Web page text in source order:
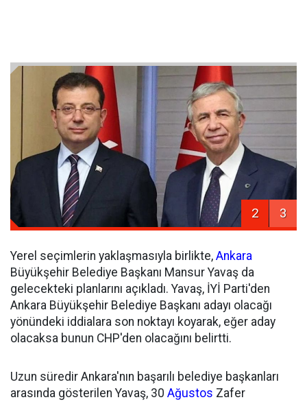
2 3
Yerel seçimlerin yaklaşmasıyla birlikte, Ankara
Büyükşehir Belediye Başkanı Mansur Yavaş da
gelecekteki planlarını açıkladı. Yavaş, İYİ Parti'den
Ankara Büyükşehir Belediye Başkanı adayı olacağı
yönündeki iddialara son noktayı koyarak, eğer aday
olacaksa bunun CHP'den olacağını belirtti.
Uzun süredir Ankara'nın başarılı belediye başkanları
arasında gösterilen Yavaş, 30 Ağustos Zafer